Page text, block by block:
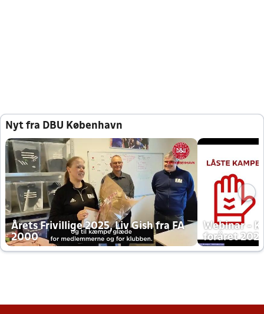
Nyt fra DBU København
Årets Frivillige 2025, Liv Gish fra FA
2000
Webinar -
foråret